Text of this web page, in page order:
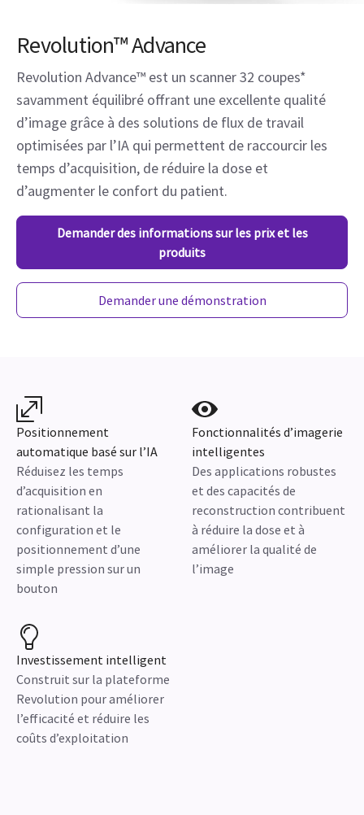
Revolution™ Advance
Revolution Advance™ est un scanner 32 coupes*
savamment équilibré offrant une excellente qualité
d’image grâce à des solutions de flux de travail
optimisées par l’IA qui permettent de raccourcir les
temps d’acquisition, de réduire la dose et
d’augmenter le confort du patient.
Demander des informations sur les prix et les
produits
Demander une démonstration
Positionnement
automatique basé sur l’IA
Réduisez les temps
d’acquisition en
rationalisant la
configuration et le
positionnement d’une
simple pression sur un
bouton
Fonctionnalités d’imagerie
intelligentes
Des applications robustes
et des capacités de
reconstruction contribuent
à réduire la dose et à
améliorer la qualité de
l’image
Investissement intelligent
Construit sur la plateforme
Revolution pour améliorer
l’efficacité et réduire les
coûts d’exploitation